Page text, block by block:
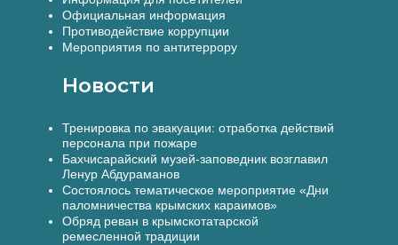
Официальная информация
Противодействие коррупции
Мероприятия по антитеррору
Новости
Тренировка по эвакуации: отработка действий
персонала при пожаре
Бахчисарайский музей-заповедник возглавил
Ленур Абдураманов
Состоялось тематическое мероприятие «Дни
паломничества крымских караимов»
Обряд реван в крымскотатарской
ремесленной традиции